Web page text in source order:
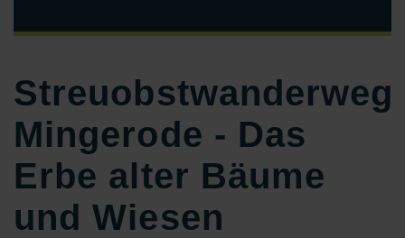
Streuobstwanderweg
Mingerode - Das
Erbe alter Bäume
und Wiesen